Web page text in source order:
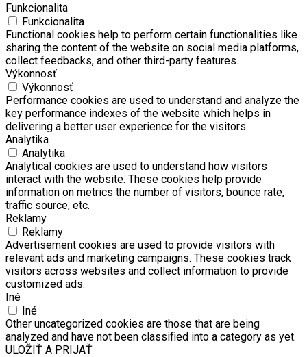
Funkcionalita
Funkcionalita
Functional cookies help to perform certain functionalities like
sharing the content of the website on social media platforms,
collect feedbacks, and other third-party features.
Výkonnosť
Výkonnosť
Performance cookies are used to understand and analyze the
key performance indexes of the website which helps in
delivering a better user experience for the visitors.
Analytika
Analytika
Analytical cookies are used to understand how visitors
interact with the website. These cookies help provide
information on metrics the number of visitors, bounce rate,
traffic source, etc.
Reklamy
Reklamy
Advertisement cookies are used to provide visitors with
relevant ads and marketing campaigns. These cookies track
visitors across websites and collect information to provide
customized ads.
Iné
Iné
Other uncategorized cookies are those that are being
analyzed and have not been classified into a category as yet.
ULOŽIŤ A PRIJAŤ